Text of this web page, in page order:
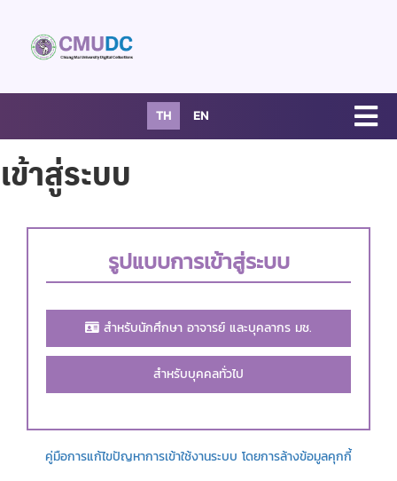
TH EN
เข้าสู่ระบบ
รูปแบบการเข้าสู่ระบบ
สำหรับนักศึกษา อาจารย์ และบุคลากร มช.
สำหรับบุคคลทั่วไป
คู่มือการแก้ไขปัญหาการเข้าใช้งานระบบ โดยการล้างข้อมูลคุกกี้